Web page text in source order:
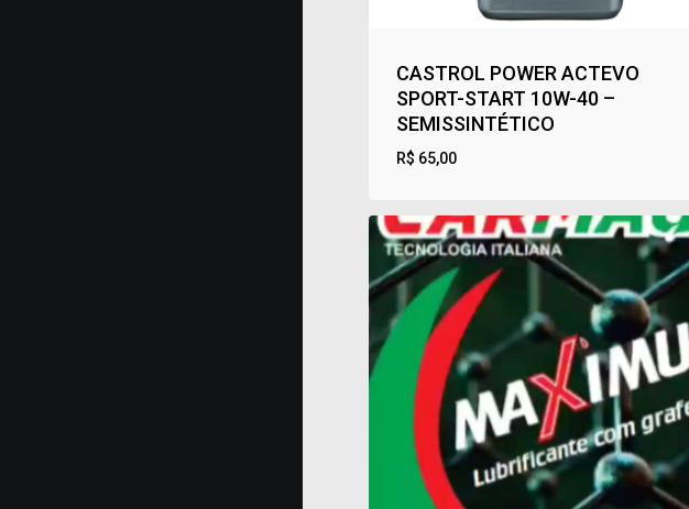
CASTROL POWER ACTEVO
SPORT-START 10W-40 –
SEMISSINTÉTICO
R$ 65,00